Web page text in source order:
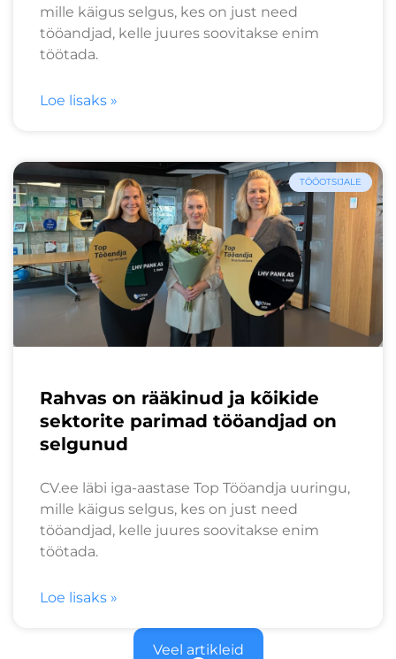
mille käigus selgus, kes on just need
tööandjad, kelle juures soovitakse enim
töötada.
Loe lisaks »
TÖÖOTSIJALE
Rahvas on rääkinud ja kõikide
sektorite parimad tööandjad on
selgunud
CV.ee läbi iga-aastase Top Tööandja uuringu,
mille käigus selgus, kes on just need
tööandjad, kelle juures soovitakse enim
töötada.
Loe lisaks »
Veel artikleid